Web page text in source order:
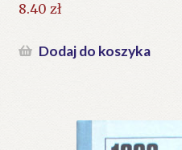
8.40 zł
Dodaj do koszyka